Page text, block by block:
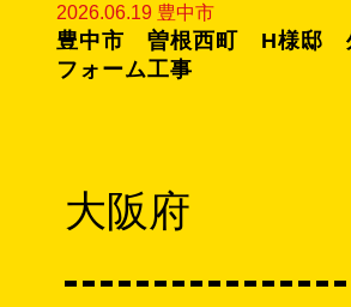
2026.06.19 豊中市
豊中市 曽根西町 H様邸
フォーム工事
大阪府